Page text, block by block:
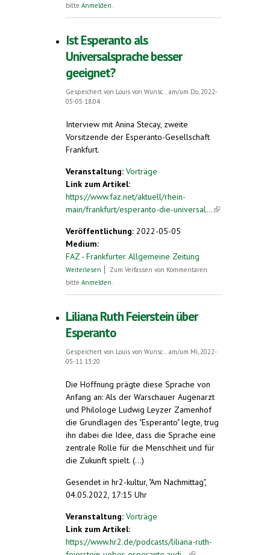
bitte Anmelden.
Ist Esperanto als
Universalsprache besser
geeignet?
Gespeichert von Louis von Wunsc...
am/um Do, 2022-
05-05 18:04
Interview mit Anina Stecay, zweite
Vorsitzende der Esperanto-Gesellschaft
Frankfurt.
Veranstaltung: Vorträge
Link zum Artikel:
https://www.faz.net/aktuell/rhein-
main/frankfurt/esperanto-die-universal...(link is
Veröffentlichung: 2022-05-05
Medium:
FAZ - Frankfurter Allgemeine Zeitung
Weiterlesen über Ist Esperanto als Universalsprache
Zum Verfassen von Kommentaren
bitte Anmelden
Liliana Ruth Feierstein über
Esperanto
Gespeichert von Louis von Wunsc...am/um Mi, 2022-
05-11 13:20
Die Hoffnung prägte diese Sprache von
Anfang an: Als der Warschauer Augenarzt
und Philologe Ludwig Leyzer Zamenhof
die Grundlagen des "Esperanto" legte, trug
ihn dabei die Idee, dass die Sprache eine
zentrale Rolle für die Menschheit und für
die Zukunft spielt. (...)
Gesendet in hr2-kultur, "Am Nachmittag",
04.05.2022, 17:15 Uhr
Veranstaltung: Vorträge
Link zum Artikel:
https://www.hr2.de/podcasts/liliana-ruth-